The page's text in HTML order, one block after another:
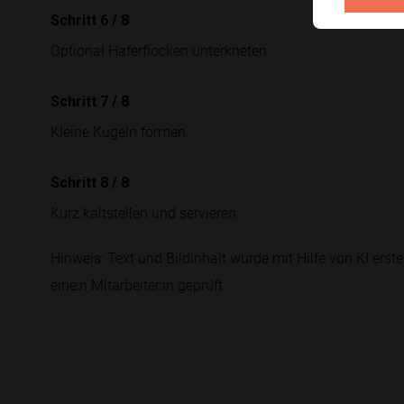
Schritt 6 / 8
Optional Haferflocken unterkneten.
Schritt 7 / 8
Kleine Kugeln formen.
Schritt 8 / 8
Kurz kaltstellen und servieren.
Hinweis: Text und Bildinhalt wurde mit Hilfe von KI
eine:n Mitarbeiter:in geprüft.